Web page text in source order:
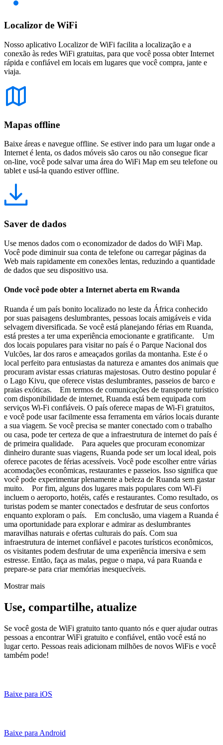
Localizor de WiFi
Nosso aplicativo Localizor de WiFi facilita a localização e a
conexão às redes WiFi gratuitas, para que você possa obter Internet
rápida e confiável em locais em lugares que você compra, jante e
viaja.
Mapas offline
Baixe áreas e navegue offline. Se estiver indo para um lugar onde a
Internet é lenta, os dados móveis são caros ou não consegue ficar
on-line, você pode salvar uma área do WiFi Map em seu telefone ou
tablet e usá-la quando estiver offline.
Saver de dados
Use menos dados com o economizador de dados do WiFi Map.
Você pode diminuir sua conta de telefone ou carregar páginas da
Web mais rapidamente em conexões lentas, reduzindo a quantidade
de dados que seu dispositivo usa.
Onde você pode obter a Internet aberta em Rwanda
Ruanda é um país bonito localizado no leste da África conhecido
por suas paisagens deslumbrantes, pessoas locais amigáveis e vida
selvagem diversificada. Se você está planejando férias em Ruanda,
está prestes a ter uma experiência emocionante e gratificante. Um
dos locais populares para visitar no país é o Parque Nacional dos
Vulcões, lar dos raros e ameaçados gorilas da montanha. Este é o
local perfeito para entusiastas da natureza e amantes dos animais que
procuram avistar essas criaturas majestosas. Outro destino popular é
o Lago Kivu, que oferece vistas deslumbrantes, passeios de barco e
praias exóticas. Em termos de comunicações de transporte turístico
com disponibilidade de internet, Ruanda está bem equipada com
serviços Wi-Fi confiáveis. O país oferece mapas de Wi-Fi gratuitos,
e você pode usar facilmente essa ferramenta em vários locais durante
a sua viagem. Se você precisa se manter conectado com o trabalho
ou casa, pode ter certeza de que a infraestrutura de internet do país é
de primeira qualidade. Para aqueles que procuram economizar
dinheiro durante suas viagens, Ruanda pode ser um local ideal, pois
oferece pacotes de férias acessíveis. Você pode escolher entre várias
acomodações econômicas, restaurantes e passeios. Isso significa que
você pode experimentar plenamente a beleza de Ruanda sem gastar
muito. Por fim, alguns dos lugares mais populares com Wi-Fi
incluem o aeroporto, hotéis, cafés e restaurantes. Como resultado, os
turistas podem se manter conectados e desfrutar de seus confortos
enquanto exploram o país. Em conclusão, uma viagem a Ruanda é
uma oportunidade para explorar e admirar as deslumbrantes
maravilhas naturais e ofertas culturais do país. Com sua
infraestrutura de internet confiável e pacotes turísticos econômicos,
os visitantes podem desfrutar de uma experiência imersiva e sem
estresse. Então, faça as malas, pegue o mapa, vá para Ruanda e
prepare-se para criar memórias inesquecíveis.
Mostrar mais
Use, compartilhe, atualize
Se você gosta de WiFi gratuito tanto quanto nós e quer ajudar outras
pessoas a encontrar WiFi gratuito e confiável, então você está no
lugar certo. Pessoas reais adicionam milhões de novos WiFis e você
também pode!
Baixe para iOS
Baixe para Android